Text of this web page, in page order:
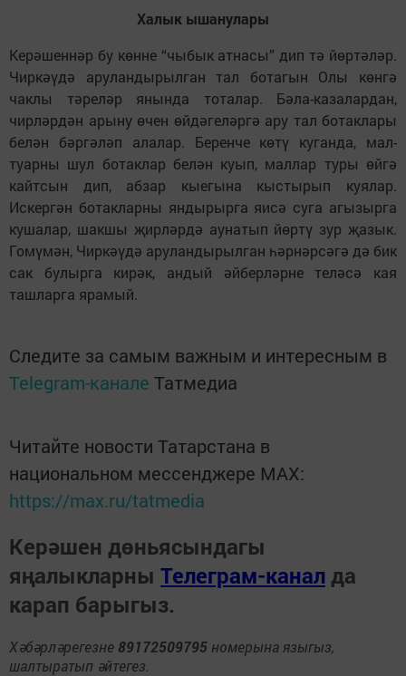
Халык ышанулары
Керәшеннәр бу көнне “чыбык атнасы” дип тә йөртәләр.
Чиркәүдә аруландырылган тал ботагын Олы көнгә
чаклы тәреләр янында тоталар. Бәла-казалардан,
чирләрдән арыну өчен өйдәгеләргә ару тал ботаклары
белән бәргәләп алалар. Беренче көтү куганда, мал-
туарны шул ботаклар белән куып, маллар туры өйгә
кайтсын дип, абзар кыегына кыстырып куялар.
Искергән ботакларны яндырырга яисә суга агызырга
кушалар, шакшы җирләрдә аунатып йөртү зур җазык.
Гомүмән, Чиркәүдә аруландырылган һәрнәрсәгә дә бик
сак булырга кирәк, андый әйберләрне теләсә кая
ташларга ярамый.
Следите за самым важным и интересным в
Telegram-канале Татмедиа
Читайте новости Татарстана в
национальном мессенджере MАХ:
https://max.ru/tatmedia
Керәшен дөньясындагы
яңалыкларны Телеграм-канал да
карап барыгыз.
Хәбәрләрегезне 89172509795 номерына языгыз,
шалтыратып әйтегез.